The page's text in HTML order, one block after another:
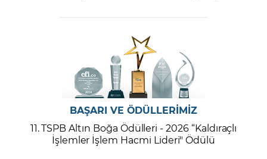
BAŞARI VE ÖDÜLLERİMİZ
11. TSPB Altın Boğa Ödülleri - 2026 “Kaldıraçlı
İşlemler İşlem Hacmi Lideri" Ödülü